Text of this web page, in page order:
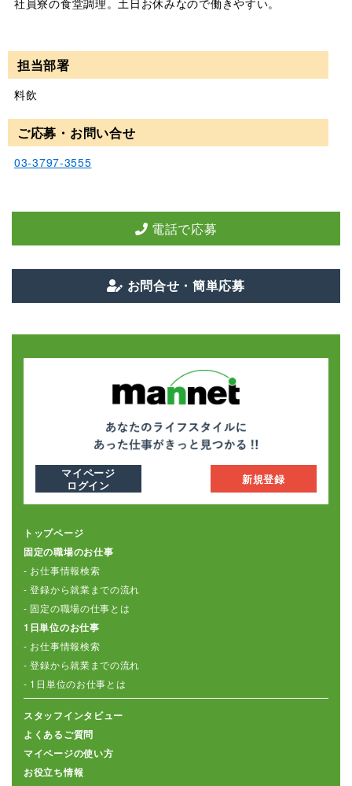
社員寮の食堂調理。土日お休みなので働きやすい。
担当部署
料飲
ご応募・お問い合せ
03-3797-3555
電話で応募
お問合せ・簡単応募
マイページ
ログイン
新規登録
トップページ
固定の職場のお仕事
- お仕事情報検索
- 登録から就業までの流れ
- 固定の職場の仕事とは
1日単位のお仕事
- お仕事情報検索
- 登録から就業までの流れ
- 1日単位のお仕事とは
スタッフインタビュー
よくあるご質問
マイページの使い方
お役立ち情報